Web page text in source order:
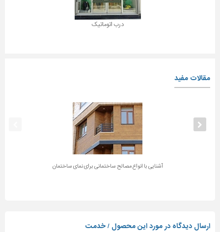
درب اتوماتیک
مقالات مفید
آشنایی با انواع مصالح ساختمانی برای نمای ساختمان
ارسال دیدگاه در مورد این محصول / خدمت